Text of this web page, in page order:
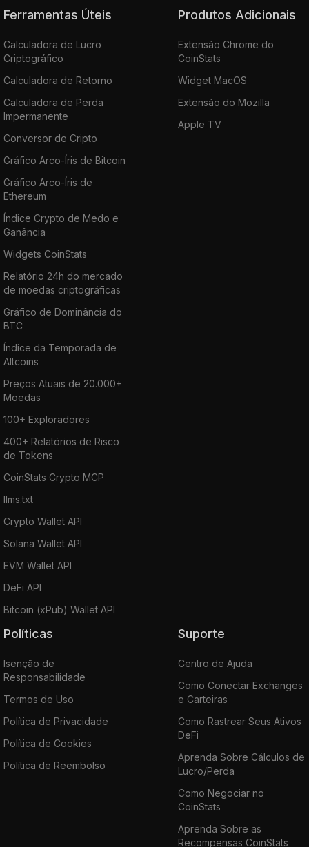
Ferramentas Úteis
Calculadora de Lucro
Criptográfico
Calculadora de Retorno
Calculadora de Perda
Impermanente
Conversor de Cripto
Gráfico Arco-Íris de Bitcoin
Gráfico Arco-Íris de
Ethereum
Índice Crypto de Medo e
Ganância
Widgets CoinStats
Relatório 24h do mercado
de moedas criptográficas
Gráfico de Dominância do
BTC
Índice da Temporada de
Altcoins
Preços Atuais de 20.000+
Moedas
100+ Exploradores
400+ Relatórios de Risco
de Tokens
CoinStats Crypto MCP
llms.txt
Crypto Wallet API
Solana Wallet API
EVM Wallet API
DeFi API
Bitcoin (xPub) Wallet API
Produtos Adicionais
Extensão Chrome do
CoinStats
Widget MacOS
Extensão do Mozilla
Apple TV
Políticas
Isenção de
Responsabilidade
Termos de Uso
Política de Privacidade
Política de Cookies
Política de Reembolso
Suporte
Centro de Ajuda
Como Conectar Exchanges
e Carteiras
Como Rastrear Seus Ativos
DeFi
Aprenda Sobre Cálculos de
Lucro/Perda
Como Negociar no
CoinStats
Aprenda Sobre as
Recompensas CoinStats